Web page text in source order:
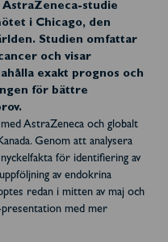
studie
i Chicago, den
Studien omfattar
och visar
exakt prognos och
för bättre
AstraZeneca och globalt
Genom att analysera
för identifiering av
av endokrina
redan i mitten av maj och
med mer